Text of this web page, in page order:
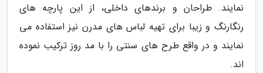
نمایند. طراحان و برندهای داخلی، از این پارچه های
رنگارنگ و زیبا برای تهیه لباس های مدرن نیز استفاده می
نمایند و در واقع طرح های سنتی را با مد روز ترکیب نموده
اند.